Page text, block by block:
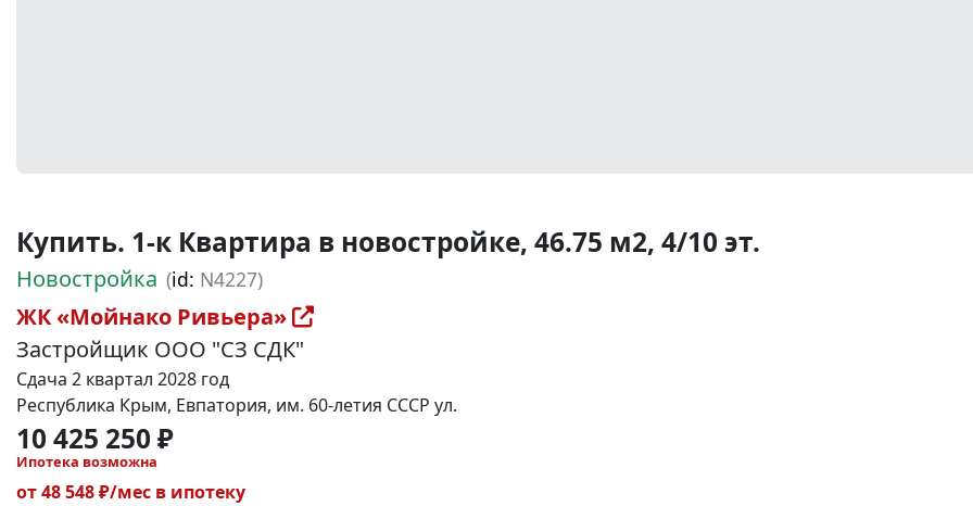
Купить. 1-к Квартира в новостройке, 46.75 м2, 4/10 эт.
Новостройка (id: N4227)
ЖК «Мойнако Ривьера»
Застройщик ООО "СЗ СДК"
Сдача 2 квартал 2028 год
Республика Крым, Евпатория, им. 60-летия СССР ул.
10 425 250 ₽
Ипотека возможна
от 48 548 ₽/мес в ипотеку